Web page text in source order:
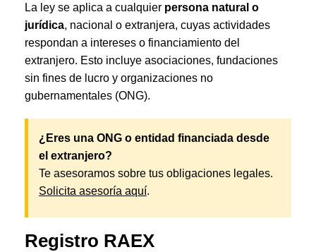
La ley se aplica a cualquier persona natural o
jurídica, nacional o extranjera, cuyas actividades
respondan a intereses o financiamiento del
extranjero. Esto incluye asociaciones, fundaciones
sin fines de lucro y organizaciones no
gubernamentales (ONG).
¿Eres una ONG o entidad financiada desde
el extranjero?
Te asesoramos sobre tus obligaciones legales.
Solicita asesoría aquí.
Registro RAEX